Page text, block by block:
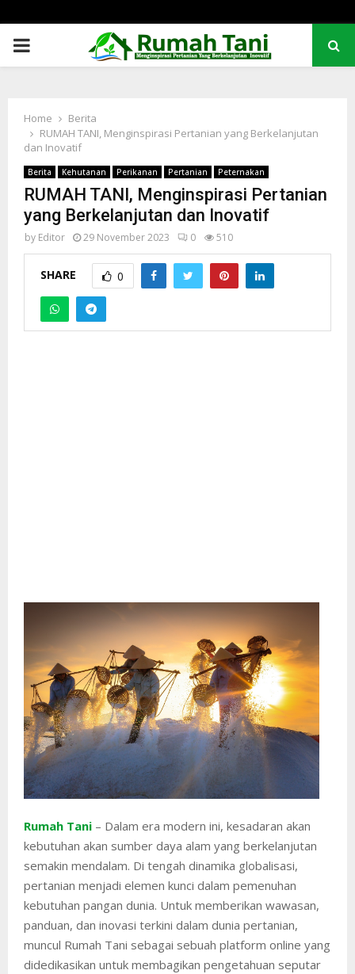
PRIMARY
Home
Berita
RUMAH TANI, Menginspirasi Pertanian yang Berkelanjutan
dan Inovatif
Berita Kehutanan Perikanan Pertanian Peternakan
RUMAH TANI, Menginspirasi Pertanian
yang Berkelanjutan dan Inovatif
by Editor 29 November 2023 0 510
SHARE 0
Rumah Tani – Dalam era modern ini, kesadaran akan
kebutuhan akan sumber daya alam yang berkelanjutan
semakin mendalam. Di tengah dinamika globalisasi,
pertanian menjadi elemen kunci dalam pemenuhan
kebutuhan pangan dunia. Untuk memberikan wawasan,
panduan, dan inovasi terkini dalam dunia pertanian,
muncul Rumah Tani sebagai sebuah platform online yang
didedikasikan untuk membagikan pengetahuan seputar